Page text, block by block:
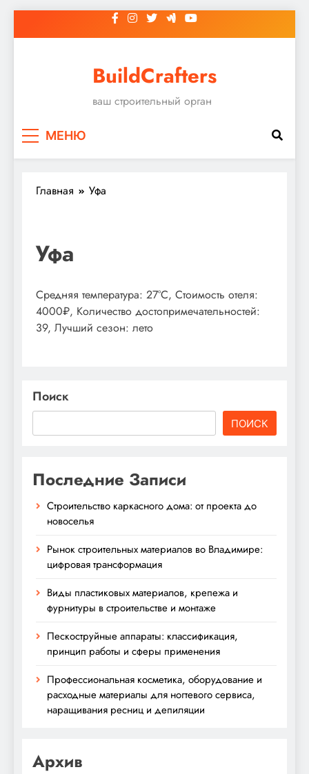
к
BuildCrafters
ваш строительный орган
МЕНЮ
Главная Уфа
Уфа
Средняя температура: 27°C, Стоимость отеля:
4000₽, Количество достопримечательностей:
39, Лучший сезон: лето
Поиск
ПОИСК
Последние Записи
Строительство каркасного дома: от проекта до
новоселья
Рынок строительных материалов во Владимире:
цифровая трансформация
Виды пластиковых материалов, крепежа и
фурнитуры в строительстве и монтаже
Пескоструйные аппараты: классификация,
принцип работы и сферы применения
Профессиональная косметика, оборудование и
расходные материалы для ногтевого сервиса,
наращивания ресниц и депиляции
Архив